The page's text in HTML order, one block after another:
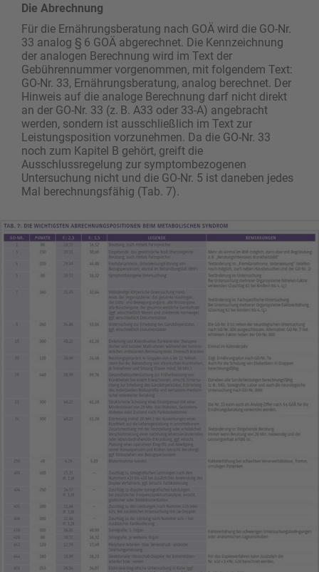
Die Abrechnung
Für die Ernährungsberatung nach GOÄ wird die GO-Nr.
33 analog § 6 GOÄ abgerechnet. Die Kennzeichnung
der analogen Berechnung wird im Text der
Gebührennummer vorgenommen, mit folgendem Text:
GO-Nr. 33, Ernährungsberatung, analog berechnet. Der
Hinweis auf die analoge Berechnung darf nicht direkt
an der GO-Nr. 33 (z. B. A33 oder 33-A) angebracht
werden, sondern ist ausschließlich im Text zur
Leistungsposition vorzunehmen. Da die GO-Nr. 33
noch zum Kapitel B gehört, greift die
Ausschlussregelung zur symptombezogenen
Untersuchung nicht und die ­GO-Nr. 5 ist daneben jedes
Mal berechnungsfähig (Tab. 7).